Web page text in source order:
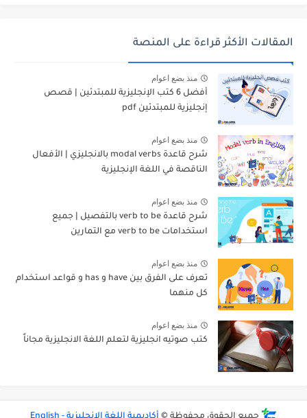
المقالات الأكثر قراءة على المنصة
منذ بضع اعوام
أفضل 6 كتب الإنجليزية للمبتدئين | قصص
إنجليزية للمبتدئين pdf
منذ بضع اعوام
شرح قاعدة modal verbs بالانجليزي | الأفعال
الناقصة في اللغة الإنجليزية
منذ بضع اعوام
شرح قاعدة verb to be بالتفصيل | جميع
استخدامات verb to be مع التمارين
منذ بضع اعوام
تعرف على الفرق بين have و has و قواعد استخدام
كل منهما
منذ بضع اعوام
كتب صوتيه انجليزية لتعلم اللغة الانجليزية مجاناً